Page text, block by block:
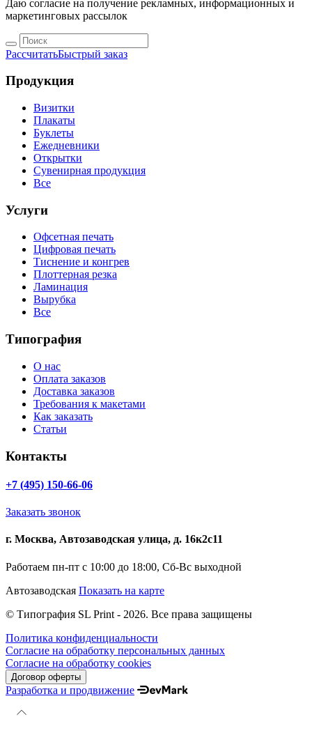
Даю согласие на получение рекламных, информационных и
маркетинговых рассылок
РассчитатьБыстрый заказ
Продукция
Визитки
Плакаты
Буклеты
Ежедневники
Открытки
Сувенирная продукция
Все
Услуги
Офсетная печать
Цифровая печать
Тиснение и конгрев
Плоттерная резка
Ламинация
Вырубка
Все
Типография
О нас
Оплата заказов
Доставка заказов
Требования к макетами
Как заказать
Статьи
Контакты
+7 (495) 150-66-06
Заказать звонок
г. Москва, Автозаводская улица, д. 16к2с11
Работаем пн-пт с 10:00 до 18:00, Сб-Вс выходной
Автозаводская Показать на карте
© Типография SL Print - 2026. Все права защищены
Политика конфиденциальности
Согласие на обработку персональных данных
Согласие на обработку cookies
Договор оферты
Разработка и продвижение